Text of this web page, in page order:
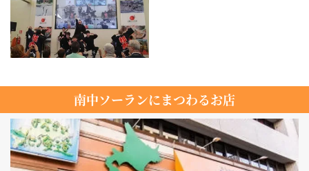
南中ソーランにまつわるお店